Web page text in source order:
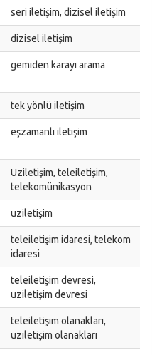
seri iletişim, dizisel iletişim
dizisel iletişim
gemiden karayı arama
tek yönlü iletişim
eşzamanlı iletişim
Uziletişim, teleiletişim,
telekomünikasyon
uziletişim
teleiletişim idaresi, telekom
idaresi
teleiletişim devresi,
uziletişim devresi
teleiletişim olanakları,
uziletişim olanakları